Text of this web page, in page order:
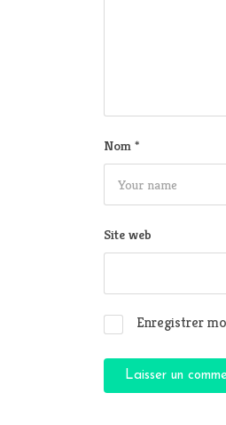
Nom *
Site web
Enregistrer